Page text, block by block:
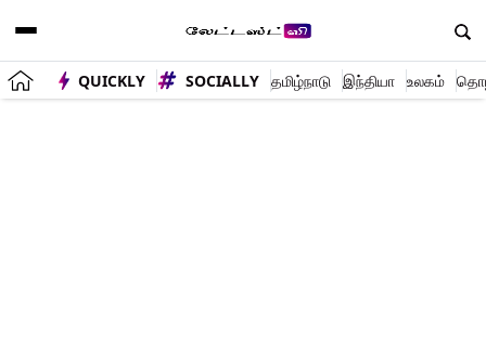
QUICKLY SOCIALLY தமிழ்நாடு இந்தியா உலகம்